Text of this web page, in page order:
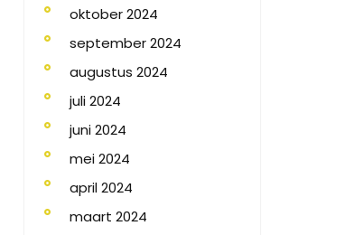
oktober 2024
september 2024
augustus 2024
juli 2024
juni 2024
mei 2024
april 2024
maart 2024